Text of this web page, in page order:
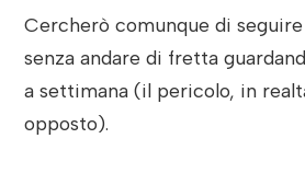
Cercherò comunque di
senza andare di fretta
a settimana (il pericolo, in
opposto).